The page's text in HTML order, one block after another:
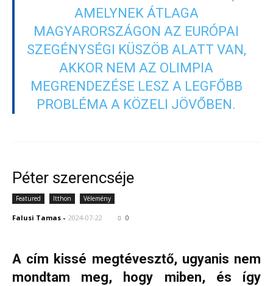
AMELYNEK ÁTLAGA
MAGYARORSZÁGON AZ EURÓPAI
SZEGÉNYSÉGI KÜSZÖB ALATT VAN,
AKKOR NEM AZ OLIMPIA
MEGRENDEZÉSE LESZ A LEGFŐBB
PROBLÉMA A KÖZELI JÖVŐBEN.
Péter szerencséje
Featured Itthon Vélemény
Falusi Tamas - 2024-07-22 0
A cím kissé megtévesztő, ugyanis nem
mondtam meg, hogy miben, és így